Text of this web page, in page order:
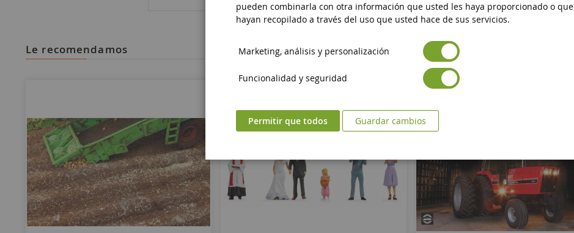
le recomendamos
pueden combinarla con otra información que usted les haya proporcionado o que
hayan recopilado a través del uso que usted hace de sus servicios.
Marketing, análisis y personalización
Funcionalidad y seguridad
Permitir que todos Guardar cambios